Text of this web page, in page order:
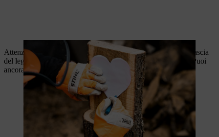
Attenzione: fai attenzione quando seghi e, in caso di dubbio, lascia
del legno in abbondanza piuttosto che lasciarne troppo poco. Puoi
ancora fare dei miglioramenti dopo, nell'ultimo passaggio.